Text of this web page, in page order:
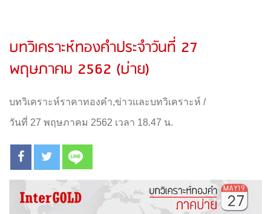
บทวิเคราะห์ทองคำประจำวันที่ 27
พฤษภาคม 2562 (บ่าย)
บทวิเคราะห์ราคาทองคำ,ข่าวและบทวิเคราะห์ /
วันที่ 27 พฤษภาคม 2562 เวลา 18.47 น.